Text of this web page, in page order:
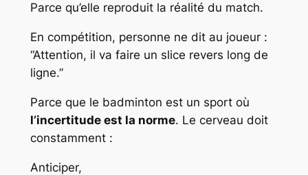
Parce qu’elle reproduit la réalité du match.
En compétition, personne ne dit au joueur :
“Attention, il va faire un slice revers long de
ligne.”
Parce que le badminton est un sport où
l’incertitude est la norme. Le cerveau doit
constamment :
Anticiper,